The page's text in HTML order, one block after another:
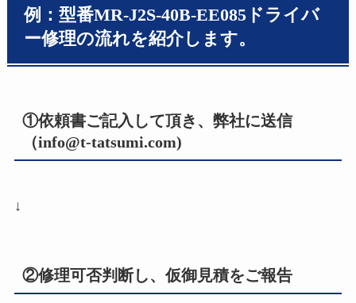
例：型番MR‐J2S‐40B‐EE085ドライバ
ー修理の流れを紹介します。
①依頼書ご記入して頂き、弊社に送信
（info@t-tatsumi.com)
↓
②修理可否判断し、仮御見積をご報告